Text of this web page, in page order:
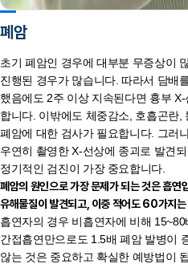
폐암
초기 폐암인 경우에 대부분 무증상이
진행된 경우가 많습니다. 따라서 담배
했음에도 2주 이상 지속된다면 흉부
합니다. 이밖에도 체중감소, 호흡곤란,
폐암에 대한 검사가 필요합니다. 그러
우연히 촬영한 X-선상에 종괴로 발견
정기적인 검진이 가장 중요합니다.
폐암의 원인으로 가장 문제가 되는 것은 흡
유해물질이 발견되고, 이중 적어도 60가지
흡연자의 경우 비흡연자에 비해 15~80
간접흡연만으로도 1.5배 폐암 발병이
않는 것은 중요하고 확실한 예방법이